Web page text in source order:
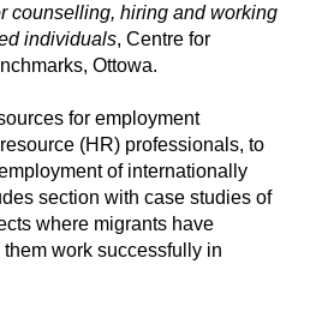
counselling, hiring and working
individuals, Centre for
Ottowa.
for employment
(HR) professionals, to
of internationally
section with case studies of
where migrants have
work successfully in